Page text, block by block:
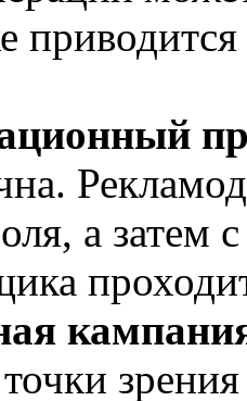
а затем